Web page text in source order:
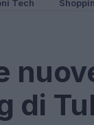
Tech
di